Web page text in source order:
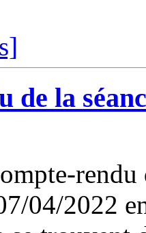
de la
rendu
04/2022